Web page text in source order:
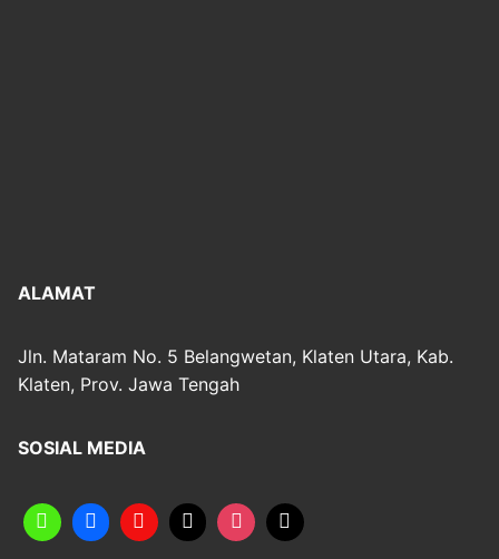
ALAMAT
Jln. Mataram No. 5 Belangwetan, Klaten Utara, Kab.
Klaten, Prov. Jawa Tengah
SOSIAL MEDIA